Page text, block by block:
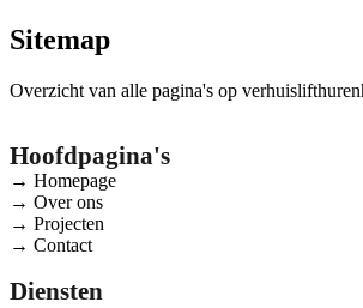
Sitemap
Overzicht van alle pagina's op
Hoofdpagina's
Homepage
Over ons
Projecten
Contact
Diensten